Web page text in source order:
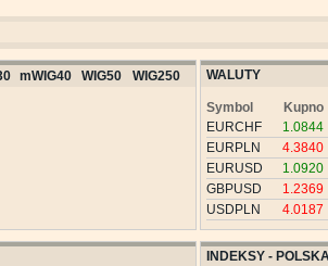
mWIG40 WIG50 WIG250 WALUTY
Symbol
Kupno
EURCHF
1.0844
EURPLN
4.3840
EURUSD
1.0920
GBPUSD
1.2369
USDPLN
4.0187
INDEKSY -